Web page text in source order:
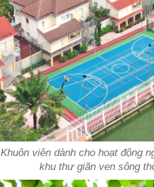
Khuôn viên dành cho hoạt động
khu thư giãn ven sông